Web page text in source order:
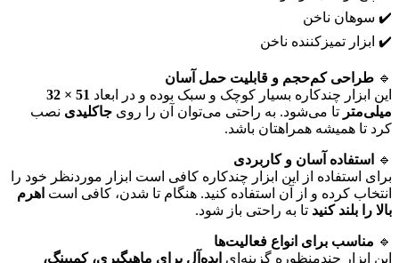
✔️ سوهان ناخن
✔️ ابزار تمیزکننده ناخن
🔹 طراحی کم‌حجم و قابلیت حمل آسان
این ابزار چندکاره بسیار کوچک و سبک بوده و در ابعاد
51 × 32
میلی‌متر تا می‌شود. به راحتی می‌توان آن را روی جاکلیدی نصب
کرد تا همیشه همراهتان باشد.
🔹
استفاده آسان و کاربردی
برای استفاده از این ابزار چندکاره کافی است ابزار موردنظر خود را
انتخاب کرده و از آن استفاده کنید. هنگام تا شدن، کافی است اهرم
بالا را بلند کنید تا به راحتی باز شود.
🔹 مناسب برای انواع فعالیت‌ها
این ابزار چندمنظوره گزینه‌ای ایده‌آل برای ماهیگیری، کمپینگ،